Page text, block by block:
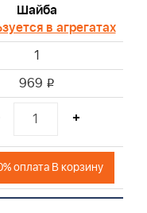
Шайба
в агрегатах
1
969 i
+
оплата В корзину